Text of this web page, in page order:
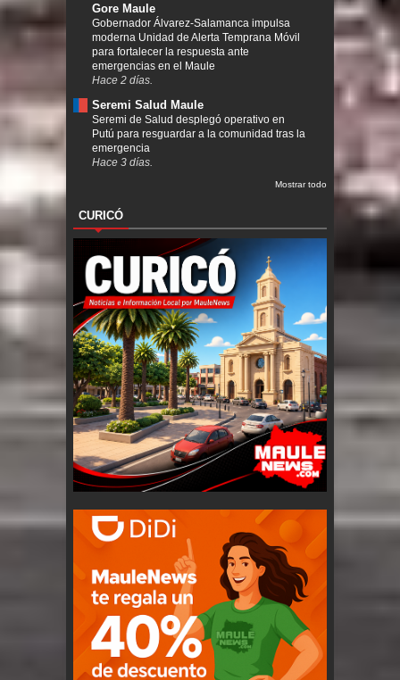
Gore Maule
Gobernador Álvarez-Salamanca impulsa
moderna Unidad de Alerta Temprana Móvil
para fortalecer la respuesta ante
emergencias en el Maule
Hace 2 días.
Seremi Salud Maule
Seremi de Salud desplegó operativo en
Putú para resguardar a la comunidad tras la
emergencia
Hace 3 días.
Mostrar todo
CURICÓ